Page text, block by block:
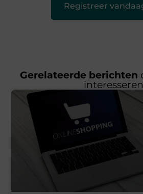
Registreer
Gerelateerde berichten